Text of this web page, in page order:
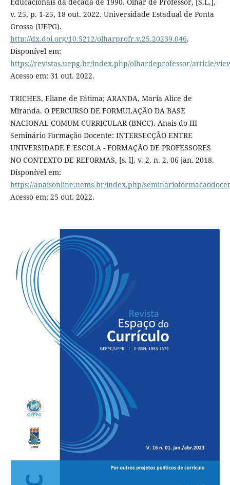
v. 25, p. 1-25, 18 out. 2022. Universidade Estadual de Ponta
Grossa (UEPG).
http://dx.doi.org/10.5212/olharprofr.v.25.20239.046.
Disponível em:
https://revistas.uepg.br/index.php/olhardeprofessor/article/
Acesso em: 31 out. 2022.
TRICHES, Eliane de Fátima; ARANDA, Maria Alice de
Miranda. O PERCURSO DE FORMULAÇÃO DA BASE
NACIONAL COMUM CURRICULAR (BNCC). Anais do III
Seminário Formação Docente: INTERSECÇÃO ENTRE
UNIVERSIDADE E ESCOLA - FORMAÇÃO DE PROFESSORES
NO CONTEXTO DE REFORMAS, [s. l], v. 2, n. 2, 06 jan. 2018.
Disponível em:
https://anaisonline.uems.br/index.php/
Acesso em: 25 out. 2022.